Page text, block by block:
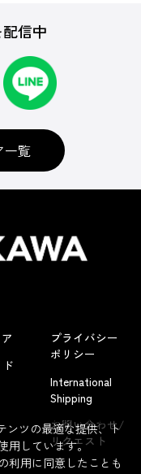
よくあるお問い合わせ
信中
一覧
プライバシー
ポリシー
International
Shipping
お問い合わせ/
リクエスト
ンツの最適な提供、ト
用しています。
利用に同意したことも